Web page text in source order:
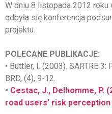
W dniu 8 listopada 2012
odbyła się konferencja
projektu.
POLECANE PUBLIKACJE:
• Buttler, I. (2003). SARTRE
BRD, (4), 9-12.
• Cestac, J., Delhomme, P.
road users’ risk perception